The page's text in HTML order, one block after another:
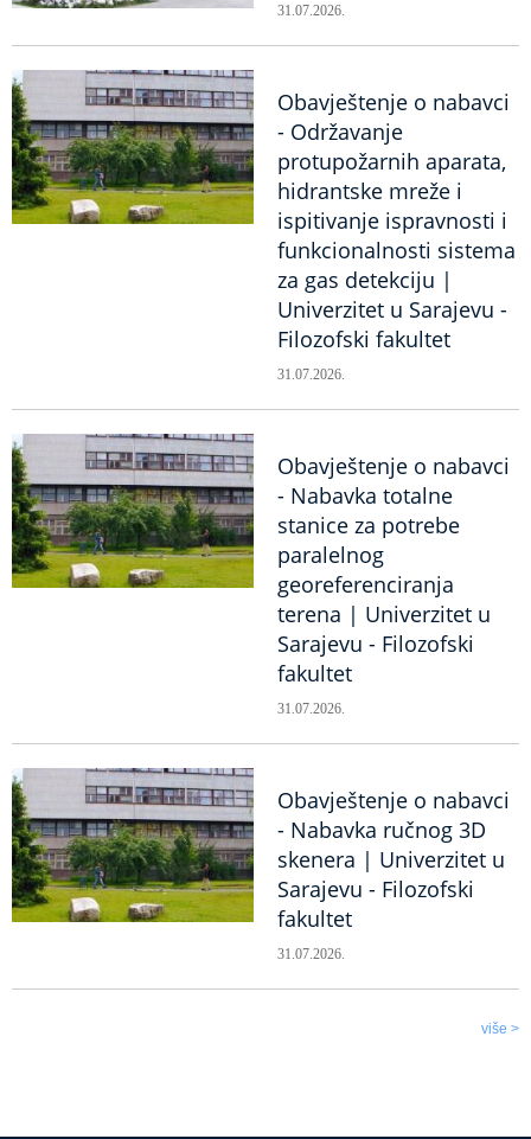
31.07.2026.
Obavještenje o nabavci
- Održavanje
protupožarnih aparata,
hidrantske mreže i
ispitivanje ispravnosti i
funkcionalnosti sistema
za gas detekciju |
Univerzitet u Sarajevu -
Filozofski fakultet
31.07.2026.
Obavještenje o nabavci
- Nabavka totalne
stanice za potrebe
paralelnog
georeferenciranja
terena | Univerzitet u
Sarajevu - Filozofski
fakultet
31.07.2026.
Obavještenje o nabavci
- Nabavka ručnog 3D
skenera | Univerzitet u
Sarajevu - Filozofski
fakultet
31.07.2026.
više >